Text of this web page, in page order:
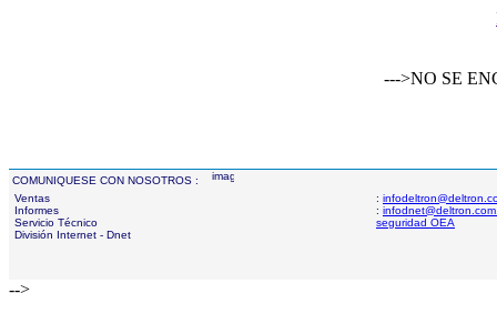
--->NO SE
COMUNIQUESE CON NOSOTROS :
Ventas
Informes
Servicio Técnico
División Internet - Dnet
:
:
seguridad OEA
-->